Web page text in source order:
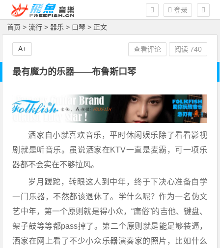
登录
首页 >流行 >器乐 > 口琴 > 正文
最有魔力的乐器——布鲁斯口琴
洒家自小就喜欢音乐，平时休闲娱乐除了看看影视
剧就是听音乐。虽说洒家在KTV一直是麦霸，可一项乐
器都不会实在不够拉风。
岁月蹉跎，转眼这人到中年，终于下决心准备自学
一门乐器，不然都该退休了。学什么呢？作为一名伪文
艺中年，第一个原则就是得小众，“庸俗”的吉他、键盘、
架子鼓等等都pass掉了。第二个原则就是能足够装逼，
洒家在网上看了不少小众乐器演奏家的照片，比如什么
查看评论 阅读740
A+